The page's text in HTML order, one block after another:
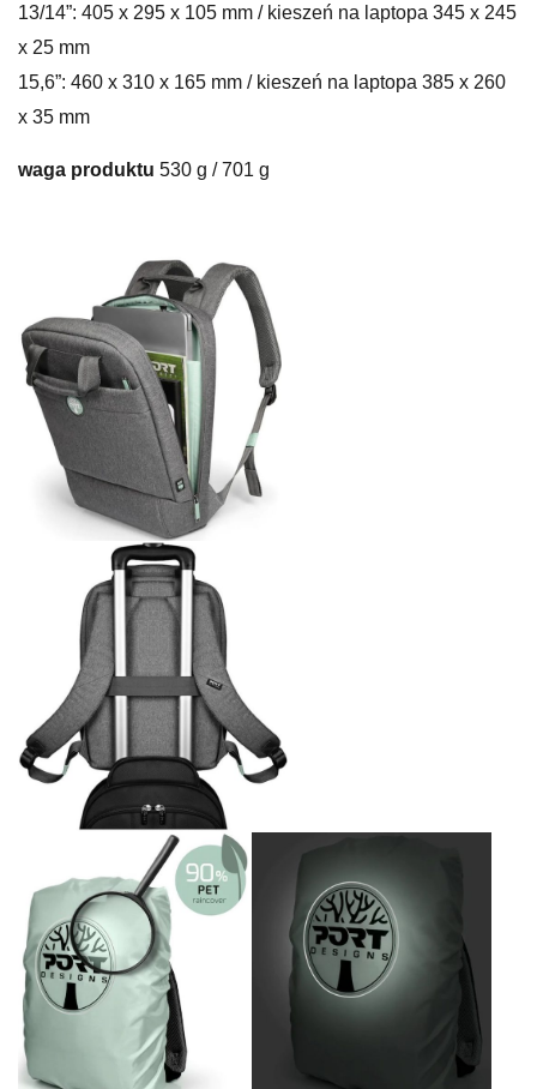
13/14”: 405 x 295 x 105 mm / kieszeń na laptopa 345 x 245
x 25 mm
15,6”: 460 x 310 x 165 mm / kieszeń na laptopa 385 x 260
x 35 mm
waga produktu 530 g / 701 g